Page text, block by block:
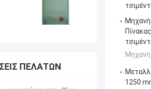
ΠΕΛΑΤΏΝ
Μηχανή
1250